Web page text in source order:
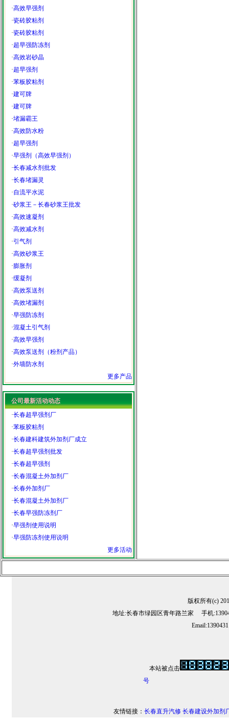
·高效早强剂
·瓷砖胶粘剂
·瓷砖胶粘剂
·超早强防冻剂
·高效岩砂晶
·超早强剂
·苯板胶粘剂
·建可牌
·建可牌
·堵漏霸王
·高效防水粉
·超早强剂
·早强剂（高效早强剂）
·长春减水剂批发
·长春堵漏灵
·自流平水泥
·砂浆王－长春砂浆王批发
·高效速凝剂
·高效减水剂
·引气剂
·高效砂浆王
·膨胀剂
·缓凝剂
·高效泵送剂
·高效堵漏剂
·早强防冻剂
·混凝土引气剂
·高效早强剂
·高效泵送剂（粉剂产品）
·外墙防水剂
更多产品
公司最新活动动态
·长春超早强剂厂
·苯板胶粘剂
·长春建科建筑外加剂厂成立
·长春超早强剂批发
·长春超早强剂
·长春混凝土外加剂厂
·长春外加剂厂
·长春混凝土外加剂厂
·长春早强防冻剂厂
·早强剂使用说明
·早强防冻剂使用说明
更多活动
版权所有(c)
地址:长春市绿园区青年路兰家 手机
本站被点击
号
友情链接： 长春直升汽修 长春建设外加剂